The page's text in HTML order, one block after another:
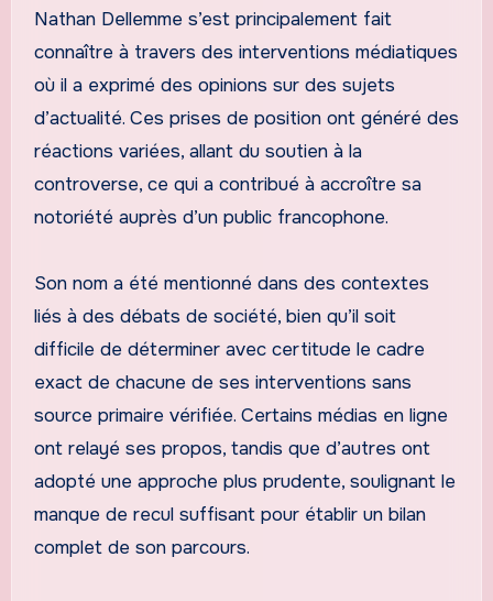
Nathan Dellemme s’est principalement fait
connaître à travers des interventions médiatiques
où il a exprimé des opinions sur des sujets
d’actualité. Ces prises de position ont généré des
réactions variées, allant du soutien à la
controverse, ce qui a contribué à accroître sa
notoriété auprès d’un public francophone.
Son nom a été mentionné dans des contextes
liés à des débats de société, bien qu’il soit
difficile de déterminer avec certitude le cadre
exact de chacune de ses interventions sans
source primaire vérifiée. Certains médias en ligne
ont relayé ses propos, tandis que d’autres ont
adopté une approche plus prudente, soulignant le
manque de recul suffisant pour établir un bilan
complet de son parcours.